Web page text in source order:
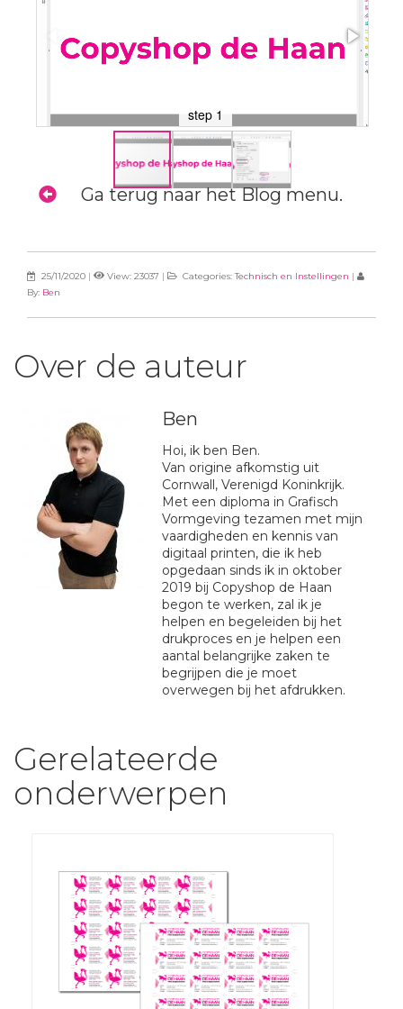
step 1
Ga terug naar het Blog menu.
25/11/2020 | View: 23037 | Categories:Technisch en Instellingen |
By: Ben
Over de auteur
Ben
Hoi, ik ben Ben.
Van origine afkomstig uit
Cornwall, Verenigd Koninkrijk.
Met een diploma in Grafisch
Vormgeving tezamen met mijn
vaardigheden en kennis van
digitaal printen, die ik heb
opgedaan sinds ik in oktober
2019 bij Copyshop de Haan
begon te werken, zal ik je
helpen en begeleiden bij het
drukproces en je helpen een
aantal belangrijke zaken te
begrijpen die je moet
overwegen bij het afdrukken.
Gerelateerde
onderwerpen